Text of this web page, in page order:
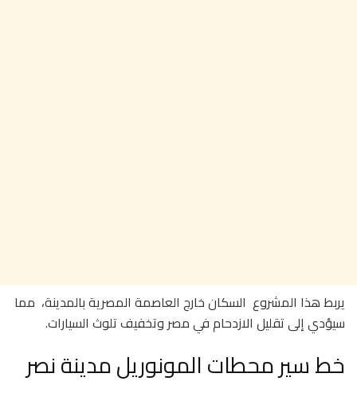
يربط هذا المشروع السكان خارج العاصمة المصرية بالمدينة، مما
سيؤدي إلى تقليل الازدحام في مصر وتخفيف تلوث السيارات.
خط سير محطات المونوريل مدينة نصر